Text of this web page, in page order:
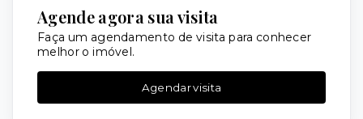
Agende agora sua visita
Faça um agendamento de visita para conhecer
melhor o imóvel.
Agendar visita